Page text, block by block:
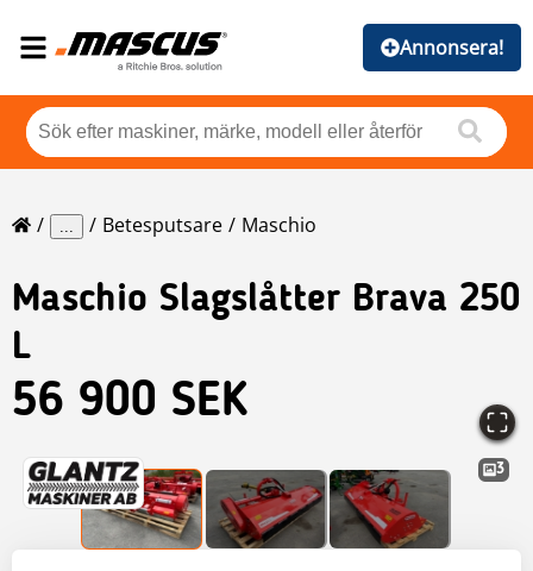
Annonsera!
... Betesputsare Maschio
Maschio Slagslåtter Brava 250
L
56 900 SEK
3